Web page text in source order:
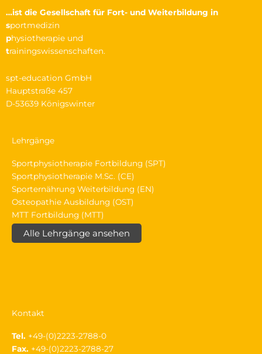
…ist die Gesellschaft für Fort- und Weiterbildung in
sportmedizin
physiotherapie und
trainingswissenschaften.
spt-education GmbH
Hauptstraße 457
D-53639 Königswinter
Lehrgänge
Sportphysiotherapie Fortbildung (SPT)
Sportphysiotherapie M.Sc. (CE)
Sporternährung Weiterbildung (EN)
Osteopathie Ausbildung (OST)
MTT Fortbildung (MTT)
Alle Lehrgänge ansehen
Kontakt
Tel. +49-(0)2223-2788-0
Fax. +49-(0)2223-2788-27